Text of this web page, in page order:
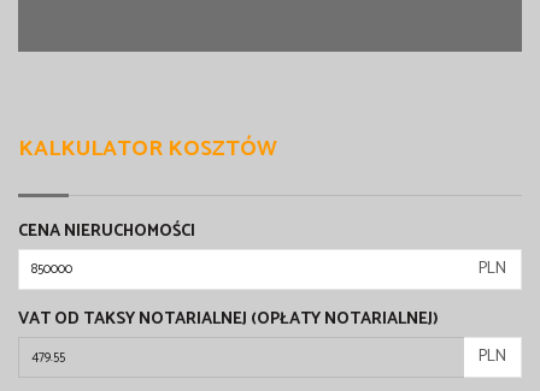
KALKULATOR KOSZTÓW
CENA NIERUCHOMOŚCI
PLN
VAT OD TAKSY NOTARIALNEJ (OPŁATY NOTARIALNEJ)
PLN